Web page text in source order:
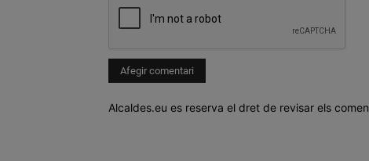
Alcaldes.eu es reserva el dret de revisar els